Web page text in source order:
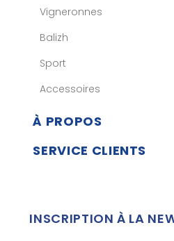
Vigneronnes
Balizh
Sport
Accessoires
À PROPOS
SERVICE CLIENTS
INSCRIPTION À LA